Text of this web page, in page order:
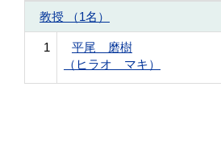
教授 （1名）
1
平尾 磨樹
（ヒラオ マキ）